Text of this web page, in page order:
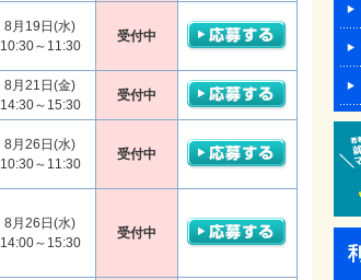
8月19日(水)
10:30～11:30
受付中
8月21日(金)
14:30～15:30
受付中
8月26日(水)
10:30～11:30
受付中
8月26日(水)
14:00～15:30
受付中